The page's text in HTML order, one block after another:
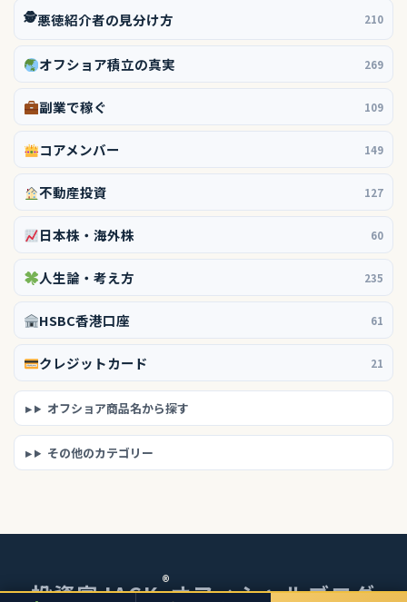
🕵️悪徳紹介者の見分け方 210
オフショア積立の真実 269
副業で稼ぐ 109
コアメンバー 149
不動産投資 127
日本株・海外株 60
人生論・考え方 235
HSBC香港口座 61
クレジットカード 21
オフショア商品名から探す
その他のカテゴリー
投資家JACK®オフィシャルブログ